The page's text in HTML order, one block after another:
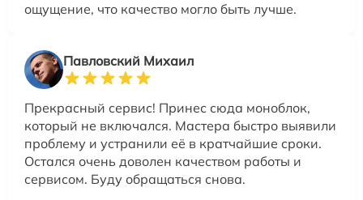
ощущение, что качество могло быть лучше.
Павловский Михаил
Прекрасный сервис! Принес сюда моноблок,
который не включался. Мастера быстро выявили
проблему и устранили её в кратчайшие сроки.
Остался очень доволен качеством работы и
сервисом. Буду обращаться снова.